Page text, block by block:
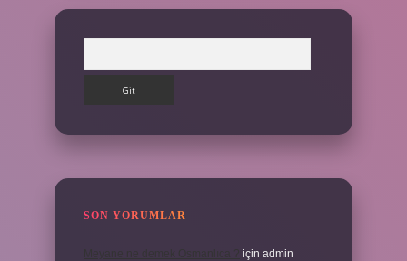
SON YORUMLAR
için admin